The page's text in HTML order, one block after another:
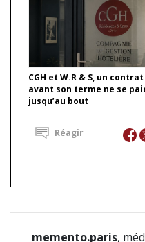
CGH et W.R & S, un
avant son terme ne se
jusqu’au bout
Réagir
memento.paris,